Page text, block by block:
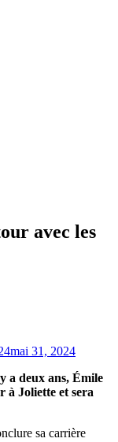
avec les
mai 31, 2024
a deux ans, Émile
à Joliette et sera
sa carrière